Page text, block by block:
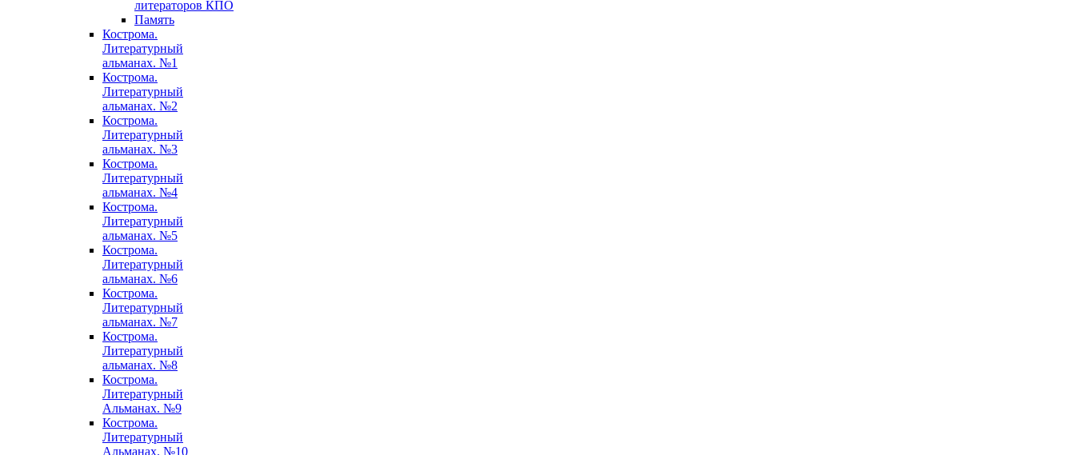
литераторов КПО
Память
Кострома.
Литературный
альманах. №1
Кострома.
Литературный
альманах. №2
Кострома.
Литературный
альманах. №3
Кострома.
Литературный
альманах. №4
Кострома.
Литературный
альманах. №5
Кострома.
Литературный
альманах. №6
Кострома.
Литературный
альманах. №7
Кострома.
Литературный
альманах. №8
Кострома.
Литературный
Альманах. №9
Кострома.
Литературный
Альманах. №10